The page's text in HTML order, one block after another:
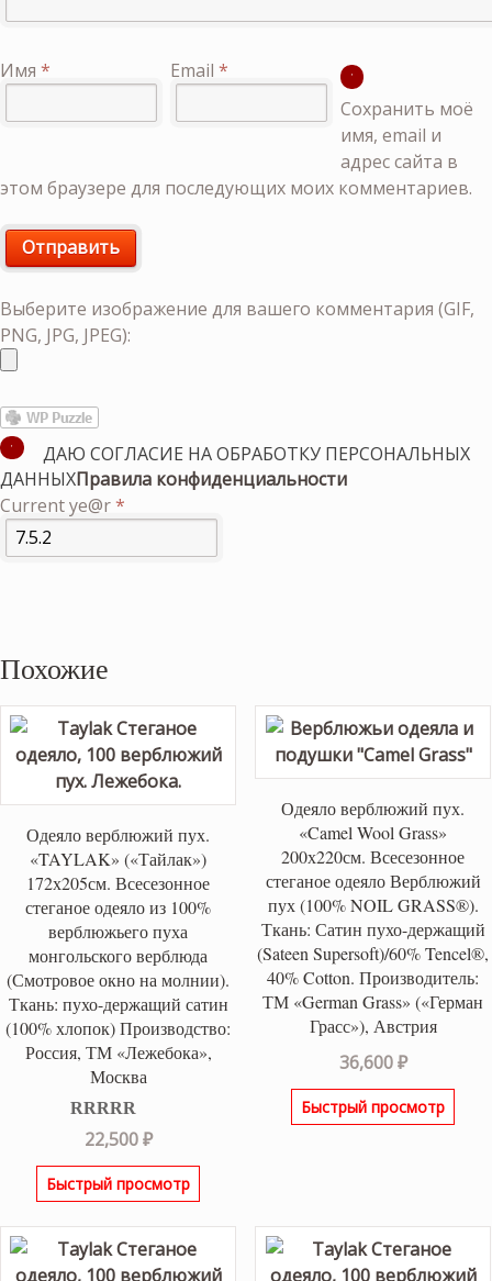
Имя * Email *
Сохранить моё
имя, email и
адрес сайта в
этом браузере для последующих моих комментариев.
Выберите изображение для вашего комментария (GIF,
PNG, JPG, JPEG):
ДАЮ СОГЛАСИЕ НА ОБРАБОТКУ ПЕРСОНАЛЬНЫХ
ДАННЫХПравила конфиденциальности
Current ye@r*
Похожие
Одеяло верблюжий пух.
«TAYLAK» («Тайлак»)
172х205см. Всесезонное
стеганое одеяло из 100%
верблюжьего пуха
монгольского верблюда
(Смотровое окно на молнии).
Ткань: пухо-держащий сатин
(100% хлопок) Производство:
Россия, ТМ «Лежебока»,
Москва
Оценка5.00
из 5
22,500₽
Быстрый просмотр
Одеяло верблюжий пух.
«Camel Wool Grass»
200х220см. Всесезонное
стеганое одеяло Верблюжий
пух (100% NOIL GRASS®).
Ткань: Сатин пухо-держащий
(Sateen Supersoft)/60% Tencel®,
40% Cotton. Производитель:
ТМ «German Grass» («Герман
Грасс»), Австрия
36,600₽
Быстрый просмотр